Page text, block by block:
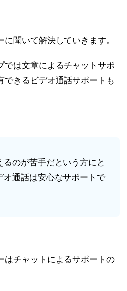
聞いて解決していきます。
では文章によるチャットサポ
できるビデオ通話サポートも
るのが苦手だという方にと
オ通話は安心なサポートで
はチャットによるサポートの